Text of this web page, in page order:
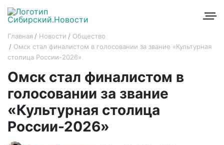
Главная Новости
Общество
Омск стал финалистом в голосовании за звание «Культурная
столица России-2026»
Омск стал финалистом в
голосовании за звание
«Культурная столица
России-2026»